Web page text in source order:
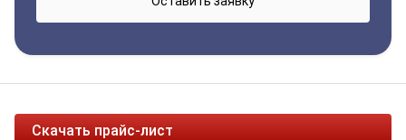
Скачать прайс-лист